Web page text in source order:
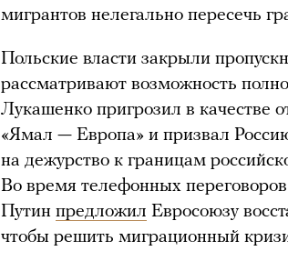
мигрантов нелегально пересечь
Польские власти закрыли
рассматривают возможность
Лукашенко пригрозил в качестве
«Ямал — Европа» и призвал
на дежурство к границам
Во время телефонных
Путин предложил Евросоюзу
чтобы решить миграционный